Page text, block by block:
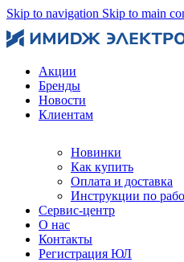
Skip to navigation Skip to main
Акции
Бренды
Новости
Клиентам
Новинки
Как купить
Оплата и доставка
Инструкции по
Сервис-центр
О нас
Контакты
Регистрация ЮЛ